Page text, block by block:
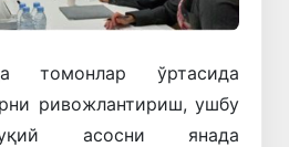
томонлар ўртасида
ривожлантириш, ушбу
асосни янада